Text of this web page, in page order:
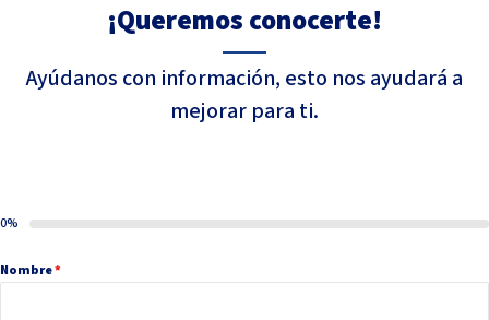
¡Queremos conocerte!
Ayúdanos con información, esto nos ayudará a
mejorar para ti.
0%
Nombre*